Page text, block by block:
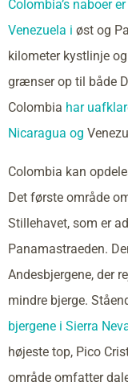
Colombia’s naboer
Venezuela i øst og
kilometer kystlinje
grænser op til både
Colombia har
Nicaragua og
Colombia kan
Det første område
Stillehavet, som er
Panamastraeden.
Andesbjergene, der
mindre bjerge.
bjergene i Sierra
højeste top, Pico
område omfatter